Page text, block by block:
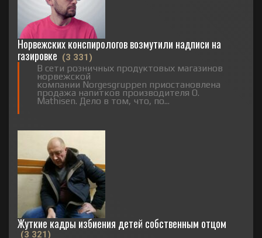
Норвежских конспирологов возмутили надписи на
газировке (3 331)
В сети розничных продуктовых магазинов
норвежской
компании Norgesgruppen приостановлена
продажа напитков производителя O.
Mathisen. Дело в том, что, по...
Жуткие кадры избиения детей собственным отцом
(3 321)